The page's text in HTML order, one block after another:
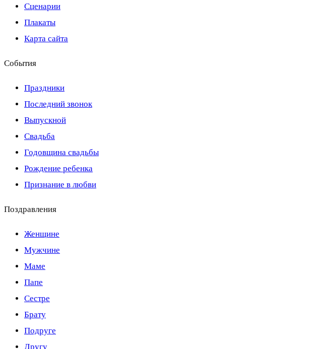
Сценарии
Плакаты
Карта сайта
События
Праздники
Последний звонок
Выпускной
Свадьба
Годовщина свадьбы
Рождение ребенка
Признание в любви
Поздравления
Женщине
Мужчине
Маме
Папе
Сестре
Брату
Подруге
Другу